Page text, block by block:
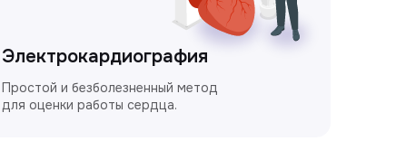
Электрокардиография
Простой и безболезненный метод
для оценки работы сердца.